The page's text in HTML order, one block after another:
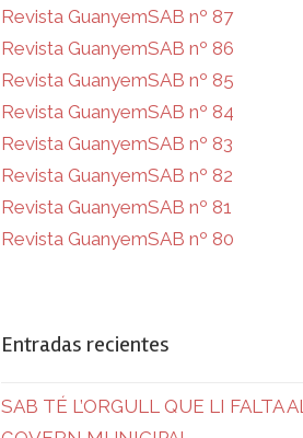
Revista GuanyemSAB nº 87
Revista GuanyemSAB nº 86
Revista GuanyemSAB nº 85
Revista GuanyemSAB nº 84
Revista GuanyemSAB nº 83
Revista GuanyemSAB nº 82
Revista GuanyemSAB nº 81
Revista GuanyemSAB nº 80
Entradas recientes
SAB TÉ L’ORGULL QUE LI FALTA AL